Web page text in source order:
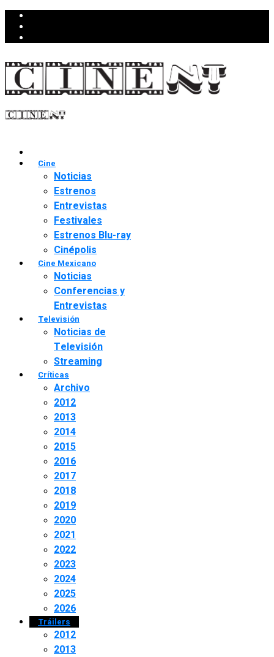
Cine
Noticias
Estrenos
Entrevistas
Festivales
Estrenos Blu-ray
Cinépolis
Cine Mexicano
Noticias
Conferencias y
Entrevistas
Televisión
Noticias de
Televisión
Streaming
Críticas
Archivo
2012
2013
2014
2015
2016
2017
2018
2019
2020
2021
2022
2023
2024
2025
2026
Tráilers
2012
2013